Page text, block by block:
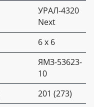
УРАЛ-4320
Next
6 х 6
ЯМЗ-53623-
10
201 (273)